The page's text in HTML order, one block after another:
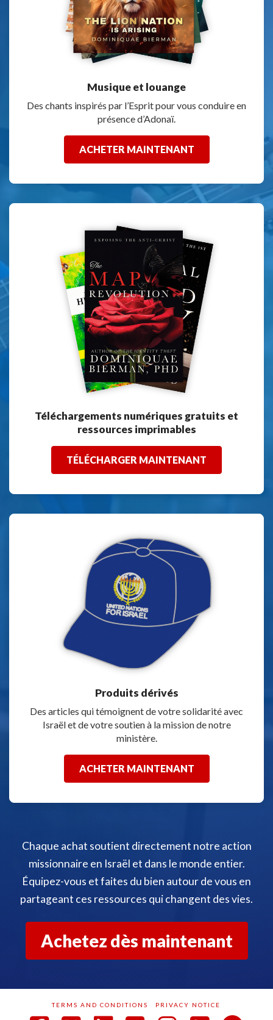
Musique et louange
Des chants inspirés par l’Esprit pour vous conduire en
présence d’Adonaï.
ACHETER MAINTENANT
Téléchargements numériques gratuits et
ressources imprimables
TÉLÉCHARGER MAINTENANT
Produits dérivés
Des articles qui témoignent de votre solidarité avec
Israël et de votre soutien à la mission de notre
ministère.
ACHETER MAINTENANT
Chaque achat soutient directement notre action
missionnaire en Israël et dans le monde entier.
Équipez-vous et faites du bien autour de vous en
partageant ces ressources qui changent des vies.
Achetez dès maintenant
TERMS AND CONDITIONS PRIVACY NOTICE